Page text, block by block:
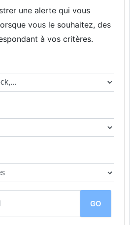
une alerte qui vous
vous le souhaitez, des
à vos critères.